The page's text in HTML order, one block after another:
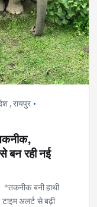
,रायपुर
बन रही नई
बनी हाथी
अलर्ट से बढ़ी